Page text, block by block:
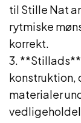
til Stille Nat
rytmiske
korrekt.
3.
konstruktion,
materialer